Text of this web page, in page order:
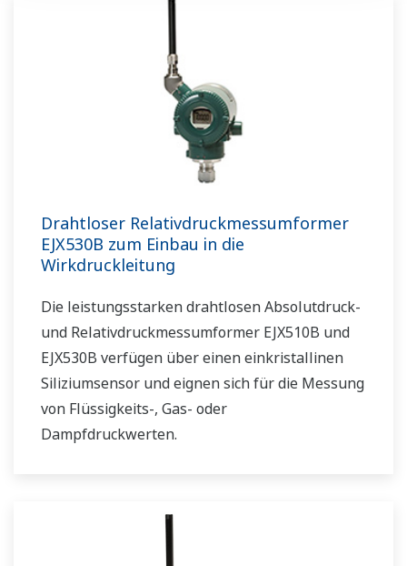
Drahtloser Relativdruckmessumformer
EJX530B zum Einbau in die
Wirkdruckleitung
Die leistungsstarken drahtlosen Absolutdruck-
und Relativdruckmessumformer EJX510B und
EJX530B verfügen über einen einkristallinen
Siliziumsensor und eignen sich für die Messung
von Flüssigkeits-, Gas- oder
Dampfdruckwerten.